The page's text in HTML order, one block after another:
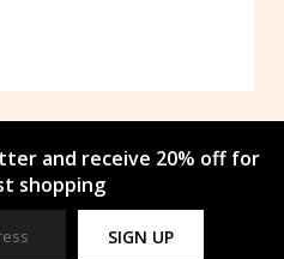
and receive 20% off for
shopping
SIGN UP